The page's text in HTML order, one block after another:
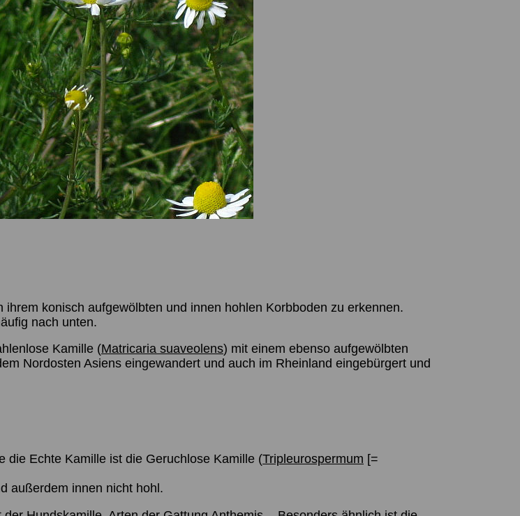
ihrem konisch aufgewölbten und innen hohlen Korbboden zu erkennen.
nach unten.
Kamille (Matricaria suaveolens) mit einem ebenso aufgewölbten
Nordosten Asiens eingewandert und auch im Rheinland eingebürgert und
die Echte Kamille ist die Geruchlose Kamille (Tripleurospermum [=
außerdem innen nicht hohl.